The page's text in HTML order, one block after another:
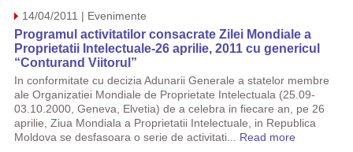
14/04/2011 | Evenimente
Programul activitatilor consacrate Zilei Mondiale a
Proprietatii Intelectuale-26 aprilie, 2011 cu genericul
“Conturand Viitorul”
In conformitate cu decizia Adunarii Generale a statelor membre
ale Organizatiei Mondiale de Proprietate Intelectuala (25.09-
03.10.2000, Geneva, Elvetia) de a celebra in fiecare an, pe 26
aprilie, Ziua Mondiala a Proprietatii Intelectuale, in Republica
Moldova se desfasoara o serie de activitati... Read more